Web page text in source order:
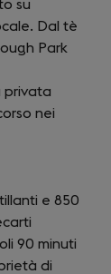
su
Dal tè
Park
privata
nei
e 850
90 minuti
di